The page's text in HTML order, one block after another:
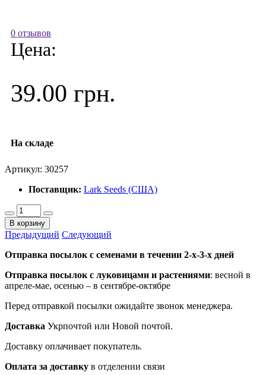
0 отзывов
Цена:
39.00 грн.
На складе
Артикул: 30257
Поставщик: Lark Seeds (США)
В корзину
Предыдущий Следующий
Отправка посылок с семенами в течении 2-х-3-х дней
Отправка посылок с луковицами и растениями: весной в
апреле-мае, осенью – в сентябре-октябре
Перед отправкой посылки ожидайте звонок менеджера.
Доставка Укрпочтой или Новой почтой.
Доставку оплачивает покупатель.
Оплата за доставку в отделении связи